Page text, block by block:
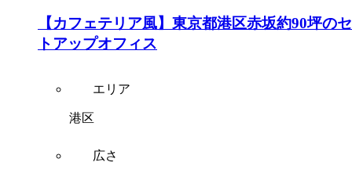
【カフェテリア風】東京都港区赤坂約90坪の
トアップオフィス
エリア
港区
広さ